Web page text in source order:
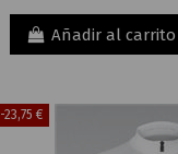
Añadir al carrito
-23,75 €